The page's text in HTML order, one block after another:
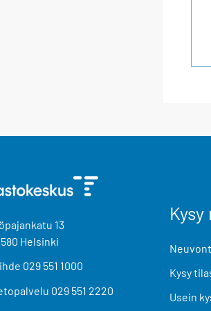
13
Helsinki
029 551 1000
029 551 2220
Kysy
Usein